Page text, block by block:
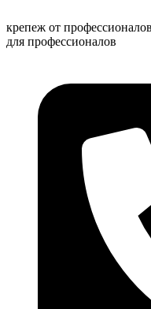
к
содержимому
крепеж от профессионалов
для профессионалов